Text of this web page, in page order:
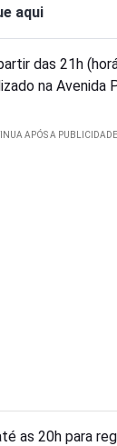
aqui
das 21h
na Avenida
as 20h para